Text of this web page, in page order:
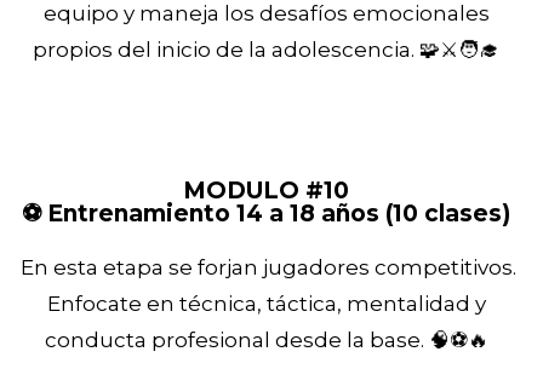
equipo y maneja los desafíos emocionales
propios del inicio de la adolescencia. 🧩⚔️🧑‍🎓
MODULO #10
⚽ Entrenamiento 14 a 18 años (10 clases)
En esta etapa se forjan jugadores competitivos.
Enfocate en técnica, táctica, mentalidad y
conducta profesional desde la base. 🧠⚽🔥